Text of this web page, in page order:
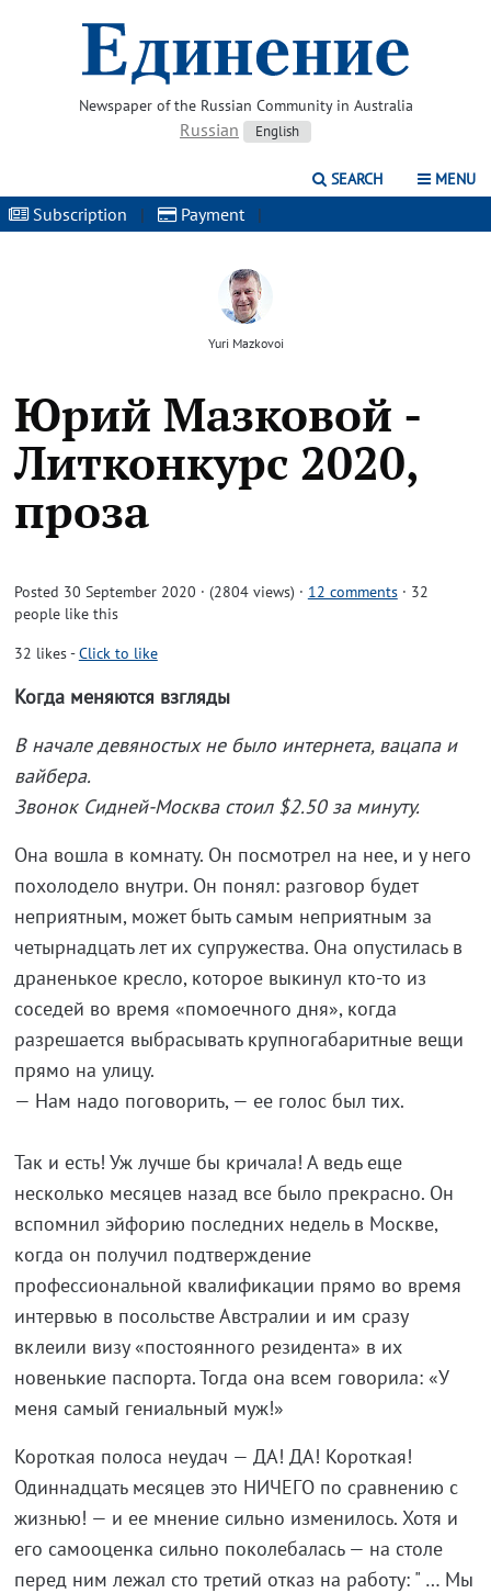
Newspaper of the Russian Community in Australia
Russian English
SEARCH MENU
Subscription | Payment |
Yuri Mazkovoi
Юрий Мазковой -
Литконкурс 2020,
проза
Posted 30 September 2020 · (2804 views) · 12 comments · 32
people like this
32 likes-Click to like
Когда меняются взгляды
В начале девяностых не было интернета, вацапа и
вайбера.
Звонок Сидней-Москва стоил $2.50 за минуту.
Она вошла в комнату. Он посмотрел на нее, и у него
похолодело внутри. Он понял: разговор будет
неприятным, может быть самым неприятным за
четырнадцать лет их супружества. Она опустилась в
драненькое кресло, которое выкинул кто-то из
соседей во время «помоечного дня», когда
разрешается выбрасывать крупногабаритные вещи
прямо на улицу.
— Нам надо поговорить, — ее голос был тих.
Так и есть! Уж лучше бы кричала! А ведь еще
несколько месяцев назад все было прекрасно. Он
вспомнил эйфорию последних недель в Москве,
когда он получил подтверждение
профессиональной квалификации прямо во время
интервью в посольстве Австралии и им сразу
вклеили визу «постоянного резидента» в их
новенькие паспорта. Тогда она всем говорила: «У
меня самый гениальный муж!»
Короткая полоса неудач — ДА! ДА! Короткая!
Одиннадцать месяцев это НИЧЕГО по сравнению с
жизнью! — и ее мнение сильно изменилось. Хотя и
его самооценка сильно поколебалась — на столе
перед ним лежал сто третий отказ на работу: " … Мы